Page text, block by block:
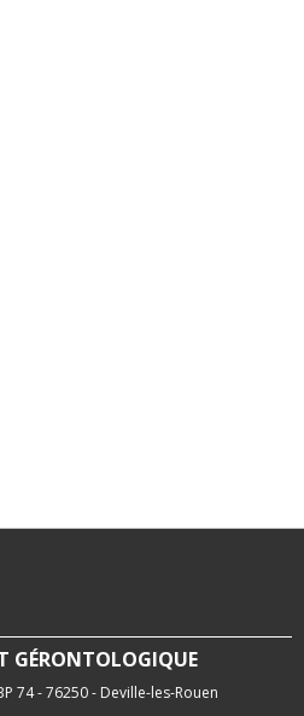
GÉRONTOLOGIQUE
74 - 76250 - Deville-les-Rouen